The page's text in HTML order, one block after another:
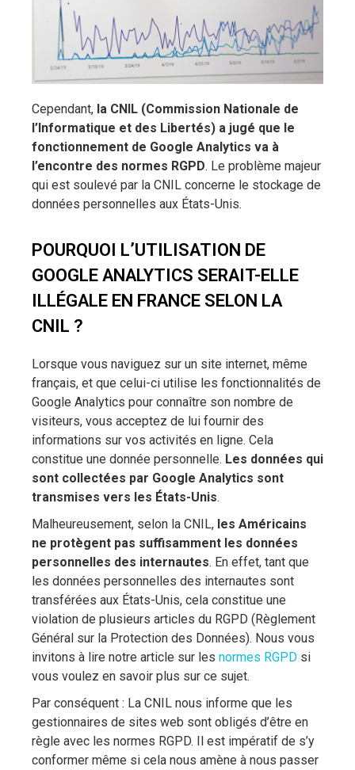
Cependant, la CNIL (Commission Nationale de
l’Informatique et des Libertés) a jugé que le
fonctionnement de Google Analytics va à
l’encontre des normes RGPD. Le problème majeur
qui est soulevé par la CNIL concerne le stockage de
données personnelles aux États-Unis.
POURQUOI L’UTILISATION DE
GOOGLE ANALYTICS SERAIT-ELLE
ILLÉGALE EN FRANCE SELON LA
CNIL ?
Lorsque vous naviguez sur un site internet, même
français, et que celui-ci utilise les fonctionnalités de
Google Analytics pour connaître son nombre de
visiteurs, vous acceptez de lui fournir des
informations sur vos activités en ligne. Cela
constitue une donnée personnelle. Les données qui
sont collectées par Google Analytics sont
transmises vers les États-Unis.
Malheureusement, selon la CNIL, les Américains
ne protègent pas suffisamment les données
personnelles des internautes. En effet, tant que
les données personnelles des internautes sont
transférées aux États-Unis, cela constitue une
violation de plusieurs articles du RGPD (Règlement
Général sur la Protection des Données). Nous vous
invitons à lire notre article sur les normes RGPD si
vous voulez en savoir plus sur ce sujet.
Par conséquent : La CNIL nous informe que les
gestionnaires de sites web sont obligés d’être en
règle avec les normes RGPD. Il est impératif de s’y
conformer même si cela nous amène à nous passer